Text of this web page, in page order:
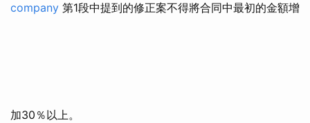
company 第1段中提到的修正案不得將合同中最初的金額增
加30％以上。